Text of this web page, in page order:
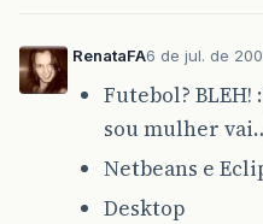
RenataFA6 de jul. de
Futebol? BLEH!
sou mulher
Netbeans e
Desktop